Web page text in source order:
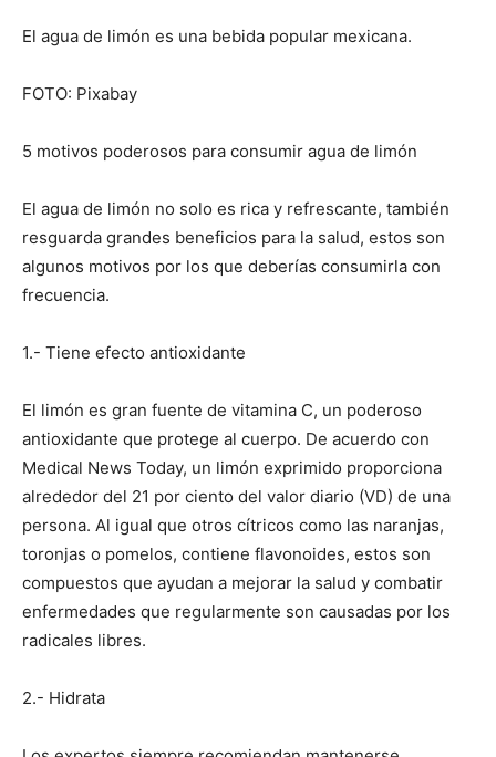
El agua de limón es una bebida popular mexicana.
FOTO: Pixabay
5 motivos poderosos para consumir agua de limón
El agua de limón no solo es rica y refrescante, también
resguarda grandes beneficios para la salud, estos son
algunos motivos por los que deberías consumirla con
frecuencia.
1.- Tiene efecto antioxidante
El limón es gran fuente de vitamina C, un poderoso
antioxidante que protege al cuerpo. De acuerdo con
Medical News Today, un limón exprimido proporciona
alrededor del 21 por ciento del valor diario (VD) de una
persona. Al igual que otros cítricos como las naranjas,
toronjas o pomelos, contiene flavonoides, estos son
compuestos que ayudan a mejorar la salud y combatir
enfermedades que regularmente son causadas por los
radicales libres.
2.- Hidrata